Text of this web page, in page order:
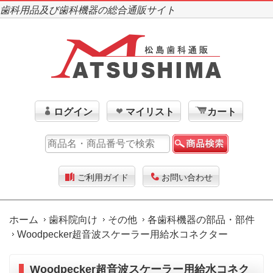
歯科用品及び歯科機器の総合通販サイト
ログイン マイリスト カート
ご利用ガイド お問い合わせ
ホーム 歯科院向け その他
各歯科機器の部品・部件
Woodpecker超音波スケーラー用給水コネクター
Woodpecker超音波スケーラー用給水コネク